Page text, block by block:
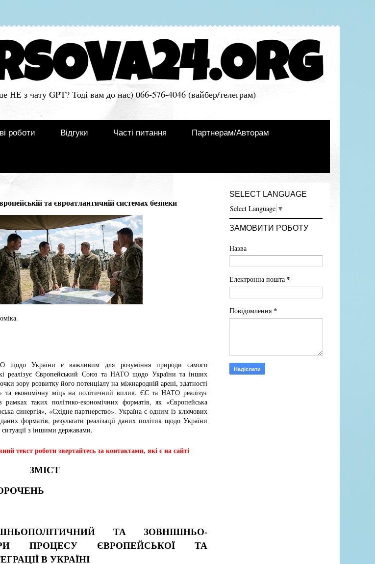
НЕ з чату GPT? Тоді вам до нас) 066-576-4046 (вайбер/телеграм)
роботи Відгуки Часті питання Партнерам/Авторам
та євроатлантичній системах безпеки
щодо України є важливим для розуміння природи самого
реалізує Європейський Союз та НАТО щодо України та інших
зору розвитку його потенціалу на міжнародній арені, здатності
та економічну міць на політичний вплив. ЄС та НАТО реалізує
таких політико-економічних форматів, як «Європейська
синергія», «Східне партнерство». Україна є одним із ключових
форматів, результати реалізації даних політик щодо України
з іншими державами.
текст роботи звертайтесь за контактами, які є на сайті
ЗМІСТ
ТА ЗОВНІШНЬО-
ПРОЦЕСУ ЄВРОПЕЙСЬКОЇ ТА
В УКРАЇНІ
SELECT LANGUAGE
Select Language ▼
ЗАМОВИТИ РОБОТУ
Назва
Електронна пошта *
Повідомлення *